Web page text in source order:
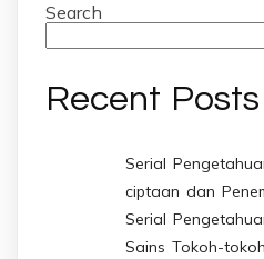
Search
Recent Posts
Serial
ciptaan dan
Serial
Sains Tokoh-